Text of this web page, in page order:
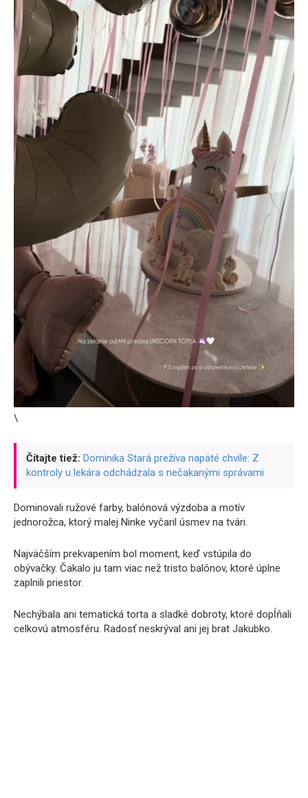
\
Čítajte tiež: Dominika Stará prežíva napäté chvíle: Z
kontroly u lekára odchádzala s nečakanými správami
Dominovali ružové farby, balónová výzdoba a motív
jednorožca, ktorý malej Ninke vyčaril úsmev na tvári.
Najväčším prekvapením bol moment, keď vstúpila do
obývačky. Čakalo ju tam viac než tristo balónov, ktoré úplne
zaplnili priestor.
Nechýbala ani tematická torta a sladké dobroty, ktoré dopĺňali
celkovú atmosféru. Radosť neskrýval ani jej brat Jakubko.